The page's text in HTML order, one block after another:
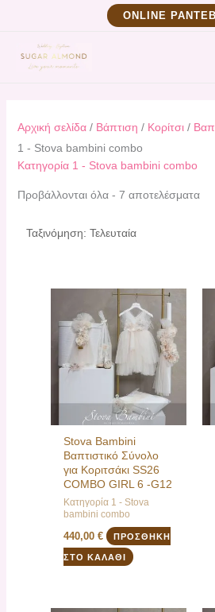
περιεχόμενο
ΟNLINE
Αρχική σελίδα/ Βάπτιση / Κορίτσι/
1 - Stova bambini combo
Κατηγορία 1 - Stova bambini combo
Προβάλλονται όλα - 7 αποτελέσματα
by
Stova Bambini
Βαπτιστικό Σύνολο
για Κοριτσάκι SS26
COMBO GIRL 6 -G12
Κατηγορία 1 - Stova
bambini combo
440,00€ ΠΡΟΣΘΉΚΗ
ΣΤΟ ΚΑΛΆΘΙ